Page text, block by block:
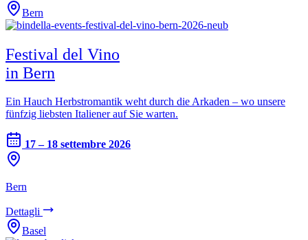
Bern
Festival del Vino
in Bern
Ein Hauch Herbstromantik weht durch die Arkaden – wo unsere
fünfzig liebsten Italiener auf Sie warten.
17 – 18 settembre 2026
Bern
Dettagli
Basel